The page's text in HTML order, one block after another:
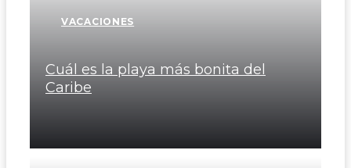
VACACIONES
Cuál es la playa más bonita del
Caribe